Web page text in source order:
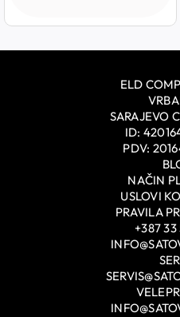
ELD
SARAJEVO
ID:
PDV:
NAČIN
USLOVI
PRAVILA
+387